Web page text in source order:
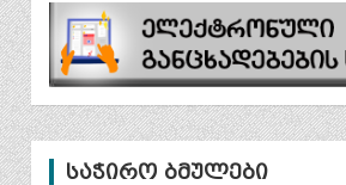
საჭირო ბმულები